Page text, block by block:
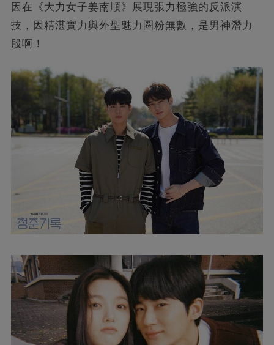
因在《大力女子姜南順》展現張力極強的反派演
技，因精湛實力與外型魅力圈粉無數，是男神潛力
股啊！